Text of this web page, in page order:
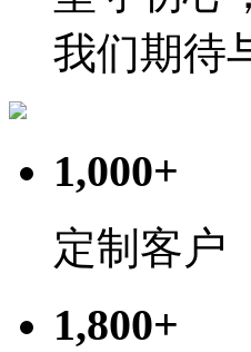
我们期待
1,000+
定制客户
1,800+